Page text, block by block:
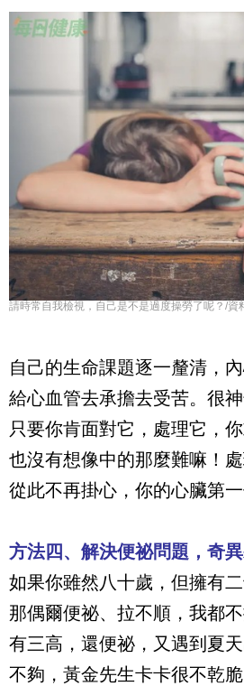
請時常自我檢視，自己是不是過度操勞了呢？/
自己的生命課題逐一釐清，
給心血管去承擔去受苦。很
只要你肯面對它，處理它，
也沒有想像中的那麼難嘛！處
從此不再掛心，你的心臟第一
方法四、解決便祕問題，奇
如果你雖然八十歲，但擁有
那偶爾便祕、拉不順，我都
有三高，還便祕，又遇到夏
不夠，黃金先生卡卡很不乾